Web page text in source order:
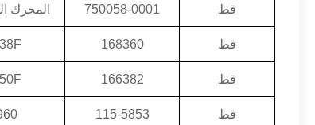
قط 750058-0001 المحرك
قط 168360
قط 166382
قط 115-5853